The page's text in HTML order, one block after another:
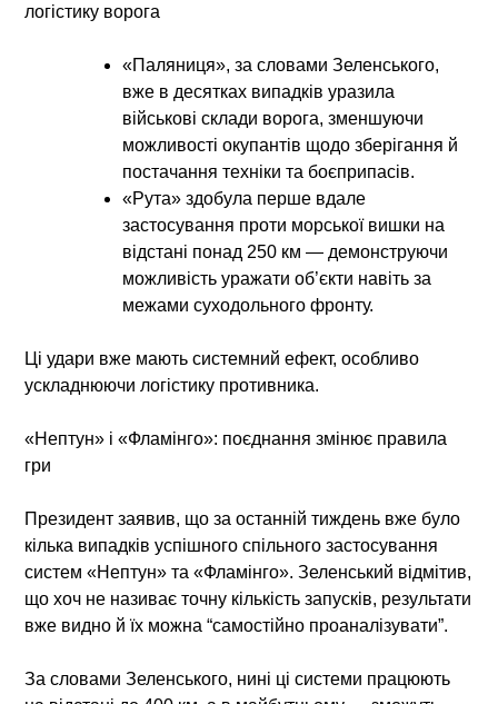
логістику ворога
«Паляниця», за словами Зеленського,
вже в десятках випадків уразила
військові склади ворога, зменшуючи
можливості окупантів щодо зберігання й
постачання техніки та боєприпасів.
«Рута» здобула перше вдале
застосування проти морської вишки на
відстані понад 250 км — демонструючи
можливість уражати об’єкти навіть за
межами суходольного фронту.
Ці удари вже мають системний ефект, особливо
ускладнюючи логістику противника.
«Нептун» і «Фламінго»: поєднання змінює правила
гри
Президент заявив, що за останній тиждень вже було
кілька випадків успішного спільного застосування
систем «Нептун» та «Фламінго». Зеленський відмітив,
що хоч не називає точну кількість запусків, результати
вже видно й їх можна “самостійно проаналізувати”.
За словами Зеленського, нині ці системи працюють